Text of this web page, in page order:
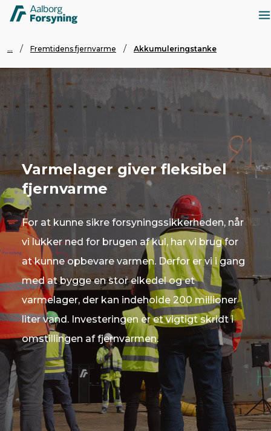
... Fremtidens fjernvarme Akkumuleringstanke
Varmelager giver fleksibel
fjernvarme
For at kunne sikre forsyningssikkerheden, når
vi lukker ned for brugen af kul, har vi brug for
at kunne opbevare varmen. Derfor er vi i gang
med at bygge en stor elkedel og et
varmelager, der kan indeholde 200 millioner
liter vand. Investeringen er et vigtigt skridt i
omstillingen af fjernvarmen.